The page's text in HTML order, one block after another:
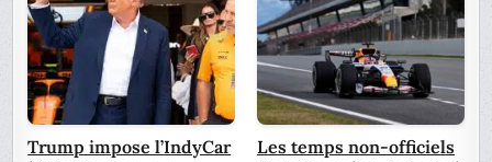
Trump impose l’IndyCar
Les temps non-officiels